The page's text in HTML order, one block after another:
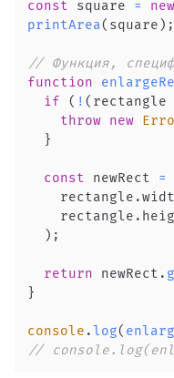
const square = new
printArea( square ) ;
// Функция,
function
if
( ! ( rectangle
throw new
}
const newRect =
    rectangle
.
    rectangle
.
) ;
return newRect .
}
console .log(
//